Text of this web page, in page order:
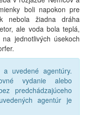
boli napokon pre
nebola žiadna dráha
ale voda bola teplá,
jednotlivých úsekoch
a uvedené agentúry.
vydanie alebo
predchádzajúceho
agentúr je